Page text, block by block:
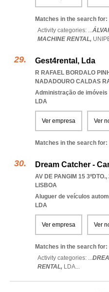
Matches in the search for:
Activity categories: ...
MACHINE RENTAL,
Gest4rental, Lda
R RAFAEL BORDALO
NADADOURO CALDAS
Administração de imóveis
LDA
Ver empresa Ver
Matches in the search for:
Dream Catcher -
AV DE PANGIM 15
LISBOA
Aluguer de veículos
LDA
Ver empresa Ver
Matches in the search for:
Activity categories: ...
RENTAL, LDA...